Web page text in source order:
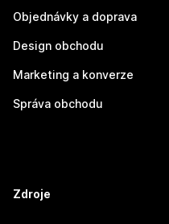
Objednávky a doprava
Design obchodu
Marketing a konverze
Správa obchodu
Zdroje